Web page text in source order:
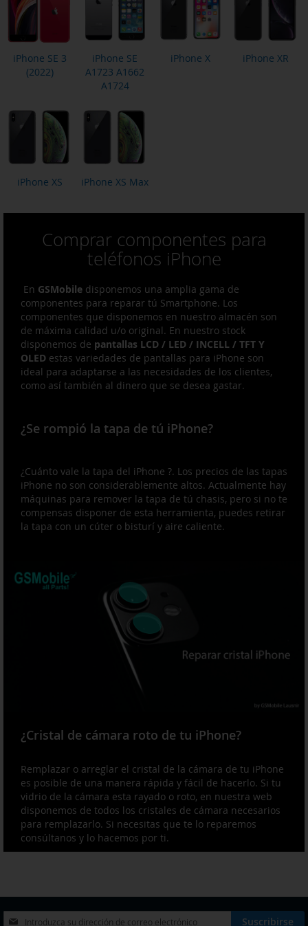
iPhone SE 3
(2022)
iPhone SE
A1723 A1662
A1724
iPhone X iPhone XR
iPhone XS iPhone XS Max
Comprar componentes para
teléfonos iPhone
En GSMobile disponemos una amplia gama de
componentes para reparar tú Smartphone. Los
componentes que disponemos en nuestro almacén son
de máxima calidad u/o original. En nuestro stock
disponemos de pantallas LCD / LED / INCELL / TFT Y
OLED estas variedades de pantallas para iPhone son
ideal para adaptarse a las necesidades de los clientes,
como así también al dinero que se desea gastar.
¿Se rompió la tapa de tú iPhone?
¿Cuánto vale la tapa del iPhone ?. Los precios de las tapas
iPhone no son considerablemente altos. Actualmente hay
máquinas para remover la tapa de tú chasis, pero si no te
compensas disponer de esta herramienta, puedes retirar
la tapa con un cúter o bisturí y aire caliente.
¿Cristal de cámara roto de tu iPhone?
Remplazar o arreglar el cristal de la cámara de tu iPhone
es posible de una manera rápida y fácil de hacerlo. Si tu
vidrio de la cámara esta rayado o roto, en nuestra web
disponemos de todos los cristales de cámara necesarios
para remplazarlo. Si necesitas que te lo reparemos
consúltanos y lo hacemos por ti.
Inscríbase
Suscribirse